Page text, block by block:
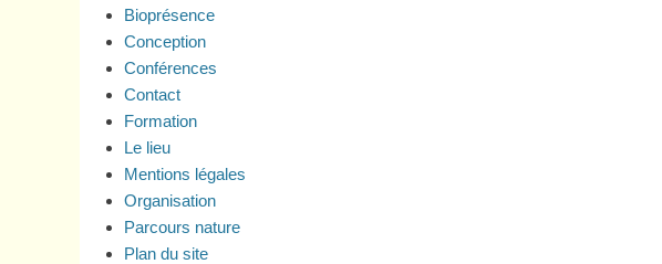
Bioprésence
Conception
Conférences
Contact
Formation
Le lieu
Mentions légales
Organisation
Parcours nature
Plan du site